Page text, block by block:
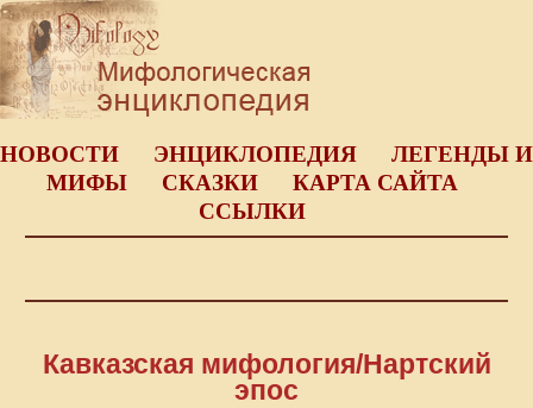
НОВОСТИ ЭНЦИКЛОПЕДИЯ
ЛЕГЕНДЫ И
МИФЫ
СКАЗКИ
КАРТА САЙТА
ССЫЛКИ
Кавказская мифология/Нартский
эпос